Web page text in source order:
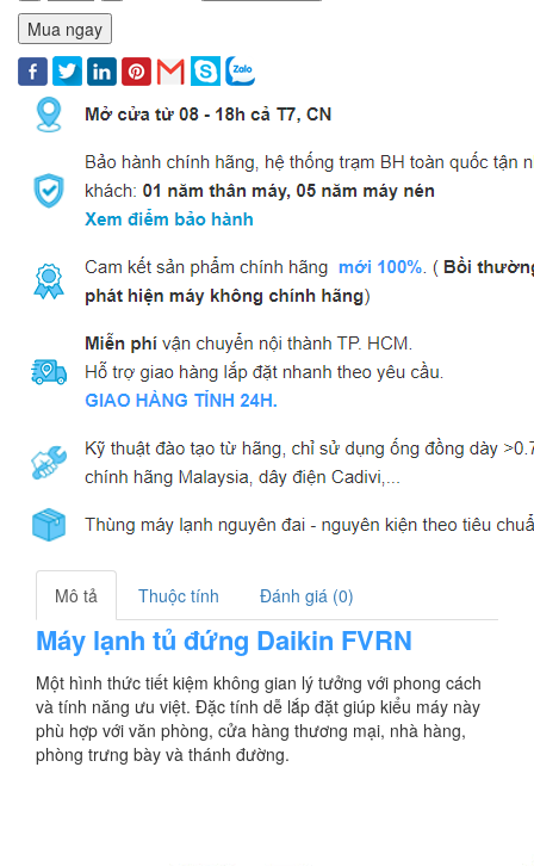
Mua ngay
Mô tả Thuộc tính Đánh giá (0)
Máy lạnh tủ đứng Daikin FVRN
Một hình thức tiết kiệm không gian lý tưởng với phong cách
và tính năng ưu việt. Đặc tính dễ lắp đặt giúp kiểu máy này
phù hợp với văn phòng, cửa hàng thương mại, nhà hàng,
phòng trưng bày và thánh đường.